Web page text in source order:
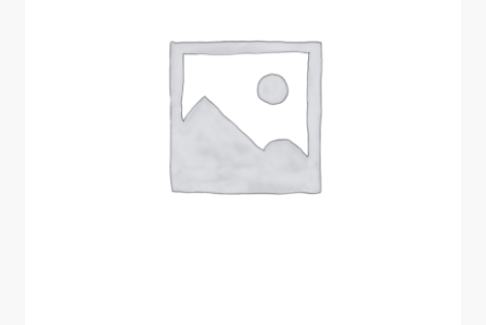
Юридические данные